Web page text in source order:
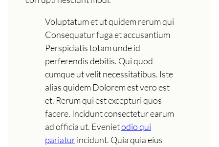
Voluptatum et ut quidem rerum qui
Consequatur fuga et accusantium
Perspiciatis totam unde id
perferendis debitis. Qui quod
cumque ut velit necessitatibus. Iste
alias quidem Dolorem est vero est
et. Rerum qui est excepturi quos
facere. Incidunt consectetur earum
ad officia ut. Evenietodio qui
pariaturincidunt. Quia quia eius